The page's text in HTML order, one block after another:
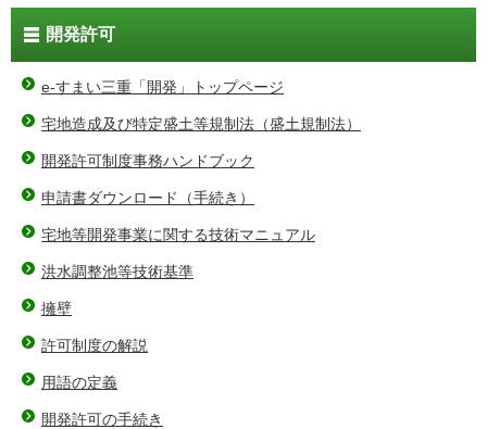
開発許可
e-すまい三重「開発」トップページ
宅地造成及び特定盛土等規制法（盛土規制法）
開発許可制度事務ハンドブック
申請書ダウンロード（手続き）
宅地等開発事業に関する技術マニュアル
洪水調整池等技術基準
擁壁
許可制度の解説
用語の定義
開発許可の手続き